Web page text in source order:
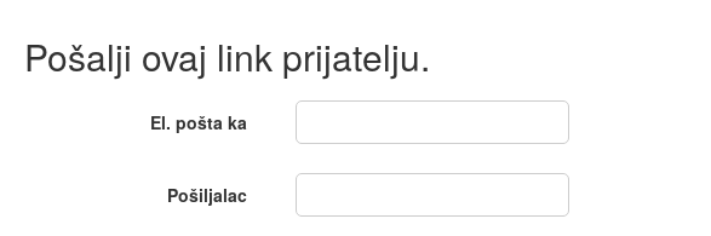
Pošalji ovaj link prijatelju.
El. pošta ka
Pošiljalac